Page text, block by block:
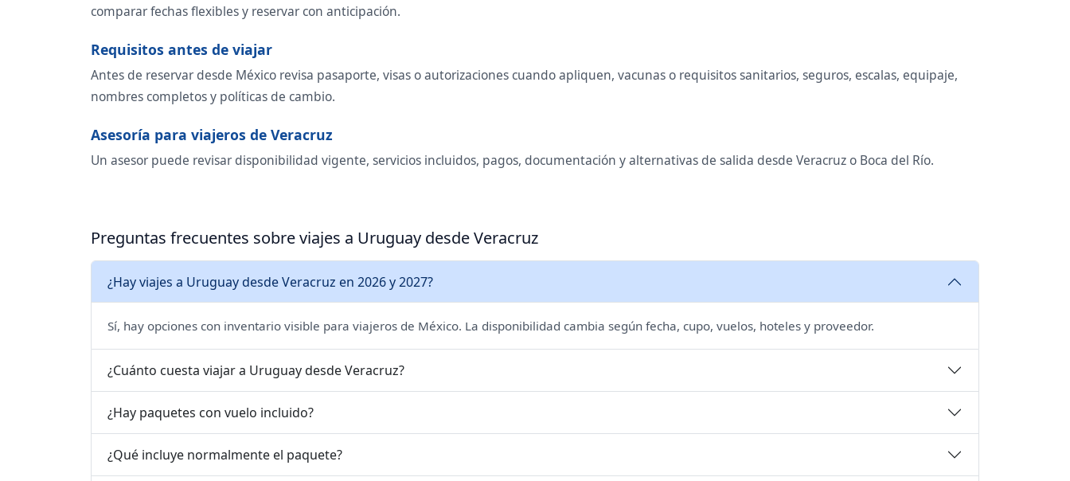
comparar fechas flexibles y reservar con anticipación.
Requisitos antes de viajar
Antes de reservar desde México revisa pasaporte, visas o autorizaciones cuando apliquen, vacunas o requisitos sanitarios, seguros, escalas, equipaje,
nombres completos y políticas de cambio.
Asesoría para viajeros de Veracruz
Un asesor puede revisar disponibilidad vigente, servicios incluidos, pagos, documentación y alternativas de salida desde Veracruz o Boca del Río.
Preguntas frecuentes sobre viajes a Uruguay desde Veracruz
¿Hay viajes a Uruguay desde Veracruz en 2026 y 2027?
Sí, hay opciones con inventario visible para viajeros de México. La disponibilidad cambia según fecha, cupo, vuelos, hoteles y proveedor.
¿Cuánto cuesta viajar a Uruguay desde Veracruz?
¿Hay paquetes con vuelo incluido?
¿Qué incluye normalmente el paquete?